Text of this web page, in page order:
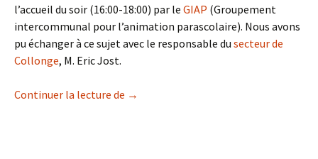
l’accueil du soir (16:00-18:00) par le GIAP (Groupement
intercommunal pour l’animation parascolaire). Nous avons
pu échanger à ce sujet avec le responsable du secteur de
Collonge, M. Eric Jost.
Continuer la lecture de Goûters au parascolaire
→